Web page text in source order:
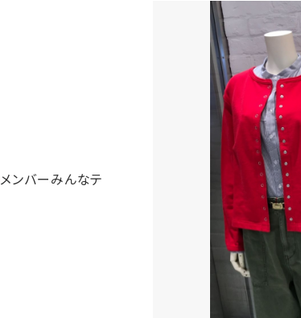
メンバーみんなテ